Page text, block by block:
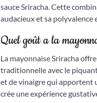
sauce Sriracha. Cette
audacieux et sa polyvalence
Quel goût a la
La mayonnaise Sriracha
traditionnelle avec le
et de vinaigre qui apportent
crée une expérience